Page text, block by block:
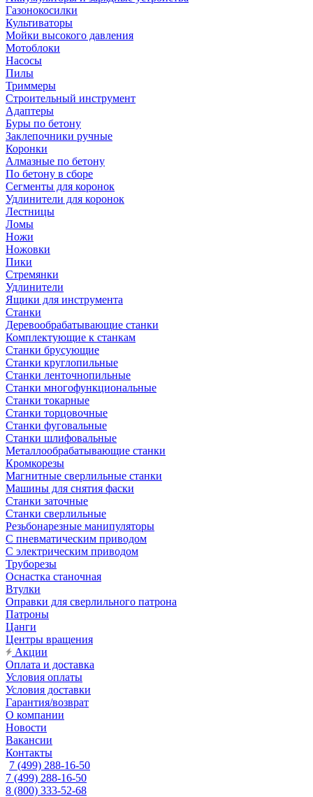
Газонокосилки
Культиваторы
Мойки высокого давления
Мотоблоки
Насосы
Пилы
Триммеры
Строительный инструмент
Адаптеры
Буры по бетону
Заклепочники ручные
Коронки
Алмазные по бетону
По бетону в сборе
Сегменты для коронок
Удлинители для коронок
Лестницы
Ломы
Ножи
Ножовки
Пики
Стремянки
Удлинители
Ящики для инструмента
Станки
Деревообрабатывающие станки
Комплектующие к станкам
Станки брусующие
Станки круглопильные
Станки ленточнопильные
Станки многофункциональные
Станки токарные
Станки торцовочные
Станки фуговальные
Станки шлифовальные
Металлообрабатывающие станки
Кромкорезы
Магнитные сверлильные станки
Машины для снятия фаски
Станки заточные
Станки сверлильные
Резьбонарезные манипуляторы
С пневматическим приводом
С электрическим приводом
Труборезы
Оснастка станочная
Втулки
Оправки для сверлильного патрона
Патроны
Цанги
Центры вращения
Акции
Оплата и доставка
Условия оплаты
Условия доставки
Гарантия/возврат
О компании
Новости
Вакансии
Контакты
7 (499) 288-16-50
7 (499) 288-16-50
8 (800) 333-52-68